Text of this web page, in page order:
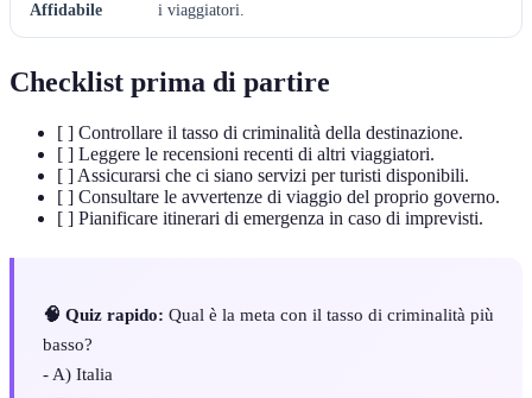
Affidabile
i viaggiatori.
Checklist prima di partire
[ ] Controllare il tasso di criminalità della destinazione.
[ ] Leggere le recensioni recenti di altri viaggiatori.
[ ] Assicurarsi che ci siano servizi per turisti disponibili.
[ ] Consultare le avvertenze di viaggio del proprio governo.
[ ] Pianificare itinerari di emergenza in caso di imprevisti.
🧠 Quiz rapido: Qual è la meta con il tasso di criminalità più
basso?
- A) Italia